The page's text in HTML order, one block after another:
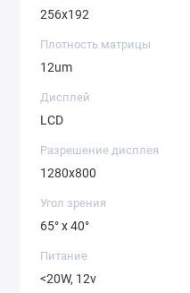
256x192
Плотность матрицы
12um
Дисплей
LCD
Разрешение дисплея
1280x800
Угол зрения
65° x 40°
Питание
<20W, 12v